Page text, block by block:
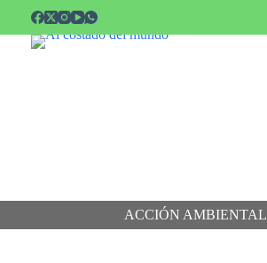
contenido
ACCIÓN AMBIENTAL